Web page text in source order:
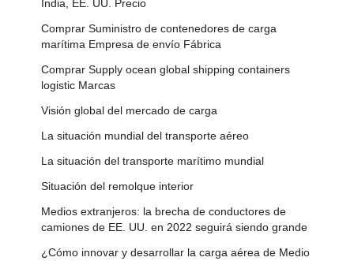
India, EE. UU. Precio
Comprar Suministro de contenedores de carga
marítima Empresa de envío Fábrica
Comprar Supply ocean global shipping containers
logistic Marcas
Visión global del mercado de carga
La situación mundial del transporte aéreo
La situación del transporte marítimo mundial
Situación del remolque interior
Medios extranjeros: la brecha de conductores de
camiones de EE. UU. en 2022 seguirá siendo grande
¿Cómo innovar y desarrollar la carga aérea de Medio